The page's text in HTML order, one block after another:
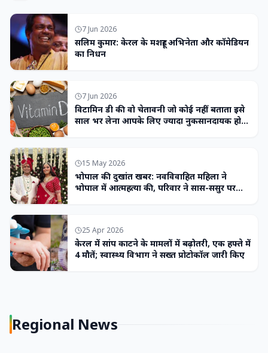
7 Jun 2026
सलिम कुमार: केरल के मशहूर अभिनेता और कॉमेडियन
का निधन
7 Jun 2026
विटामिन डी की वो चेतावनी जो कोई नहीं बताता इसे
साल भर लेना आपके लिए ज्यादा नुकसानदायक हो
15 May 2026
भोपाल की दुखांत खबर: नवविवाहित महिला ने
भोपाल में आत्महत्या की, परिवार ने सास-ससुर पर
25 Apr 2026
केरल में सांप काटने के मामलों में बढ़ोतरी, एक हफ्ते में
4 मौतें; स्वास्थ्य विभाग ने सख्त प्रोटोकॉल जारी किए
Regional News